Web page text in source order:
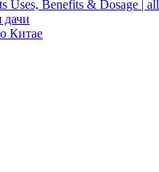
Uses, Benefits & Dosage |
дачи
Китае